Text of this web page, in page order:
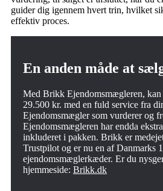
guider dig igennem hvert trin, hvilket
effektiv proces.
En anden måde at
Med Brikk Ejendomsmægleren,
29.500 kr. med en fuld service fra
Ejendomsmægler som vurderer og
Ejendomsmægleren har endda
inkluderet i pakken. Brikk er
Trustpilot og er nu en af Danmarks
ejendomsmæglerkæder. Er du
hjemmeside: Brikk.dk